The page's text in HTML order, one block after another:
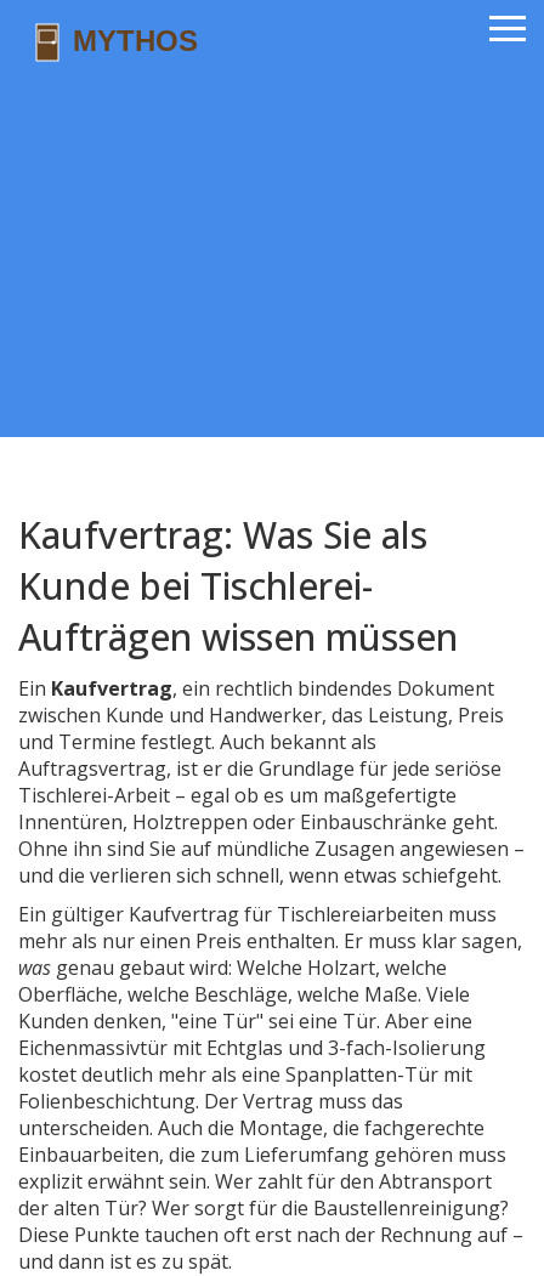
Kaufvertrag: Was Sie als
Kunde bei Tischlerei-
Aufträgen wissen müssen
Ein Kaufvertrag, ein rechtlich bindendes Dokument
zwischen Kunde und Handwerker, das Leistung, Preis
und Termine festlegt. Auch bekannt als
Auftragsvertrag, ist er die Grundlage für jede seriöse
Tischlerei-Arbeit – egal ob es um maßgefertigte
Innentüren, Holztreppen oder Einbauschränke geht.
Ohne ihn sind Sie auf mündliche Zusagen angewiesen –
und die verlieren sich schnell, wenn etwas schiefgeht.
Ein gültiger Kaufvertrag für Tischlereiarbeiten muss
mehr als nur einen Preis enthalten. Er muss klar sagen,
was genau gebaut wird: Welche Holzart, welche
Oberfläche, welche Beschläge, welche Maße. Viele
Kunden denken, "eine Tür" sei eine Tür. Aber eine
Eichenmassivtür mit Echtglas und 3-fach-Isolierung
kostet deutlich mehr als eine Spanplatten-Tür mit
Folienbeschichtung. Der Vertrag muss das
unterscheiden. Auch die Montage, die fachgerechte
Einbauarbeiten, die zum Lieferumfang gehören muss
explizit erwähnt sein. Wer zahlt für den Abtransport
der alten Tür? Wer sorgt für die Baustellenreinigung?
Diese Punkte tauchen oft erst nach der Rechnung auf –
und dann ist es zu spät.